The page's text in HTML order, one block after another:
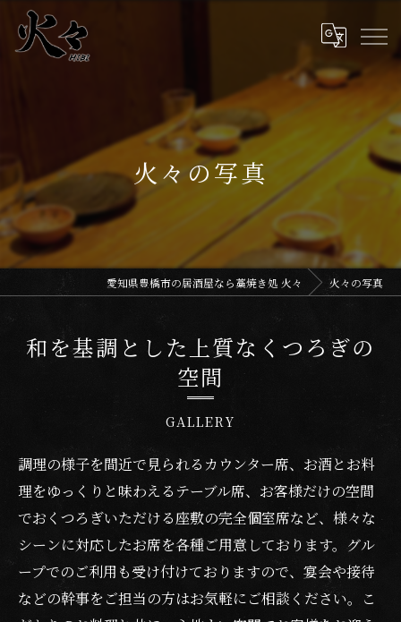
火々の写真
愛知県豊橋市の居酒屋なら藁焼き処 火々 火々の写真
和を基調とした上質なくつろぎの
空間
GALLERY
調理の様子を間近で見られるカウンター席、お酒とお料
理をゆっくりと味わえるテーブル席、お客様だけの空間
でおくつろぎいただける座敷の完全個室席など、様々な
シーンに対応したお席を各種ご用意しております。グル
ープでのご利用も受け付けておりますので、宴会や接待
などの幹事をご担当の方はお気軽にご相談ください。こ